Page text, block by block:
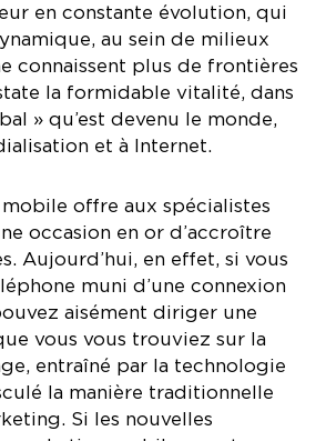
en constante évolution, qui
au sein de milieux
connaissent plus de frontières
la formidable vitalité, dans
» qu’est devenu le monde,
et à Internet.
offre aux spécialistes
occasion en or d’accroître
Aujourd’hui, en effet, si vous
muni d’une connexion
aisément diriger une
vous vous trouviez sur la
entraîné par la technologie
la manière traditionnelle
Si les nouvelles